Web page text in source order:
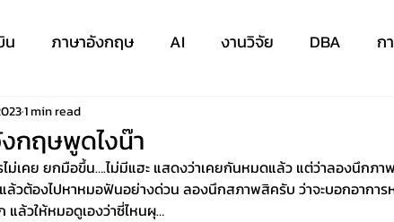
น ภาษาอังกฤษ AI งานวิจัย DBA ก
กฤษพูดไงน๊า
1 min read
ม่เคย ยกมือขึ้น….ไม่มีแฮะ แสดงว่าเคยกันหมดแล้ว แต่ว่าลองนึกภา
ล้วต้องไปหาหมอฟันอย่างด่วน ลองนึกสภาพสิครับ ว่าจะบอกอาการ
แล้วให้หมอดูเองว่าซี่ไหนผุ…